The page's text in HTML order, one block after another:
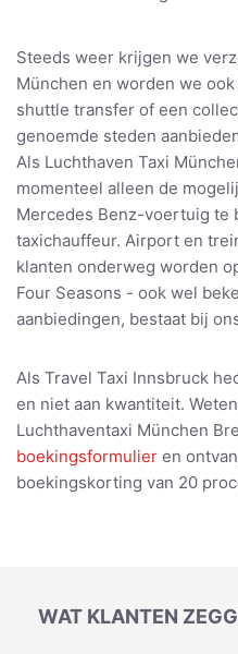
Steeds weer krijgen we
München en worden we
shuttle transfer of een
genoemde steden
Als Luchthaven Taxi
momenteel alleen de
Mercedes Benz-voertuig te
taxichauffeur. Airport en
klanten onderweg worden
Four Seasons - ook wel
aanbiedingen, bestaat bij
Als Travel Taxi Innsbruck
en niet aan kwantiteit.
Luchthaventaxi München
boekingsformulier en
boekingskorting van 20
WAT KLANTEN